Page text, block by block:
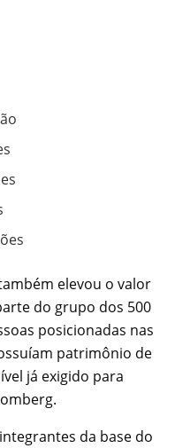
elevou o valor
do grupo dos 500
posicionadas nas
patrimônio de
já exigido para
da base do